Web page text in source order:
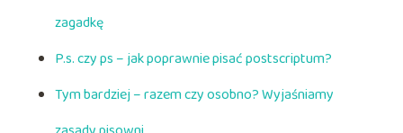
zagadkę
P.s. czy ps – jak poprawnie pisać postscriptum?
Tym bardziej – razem czy osobno? Wyjaśniamy